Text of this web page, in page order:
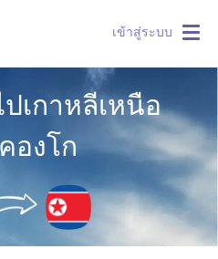
เข้าสู่ระบบ
เกาหลีเหนือ
องโก